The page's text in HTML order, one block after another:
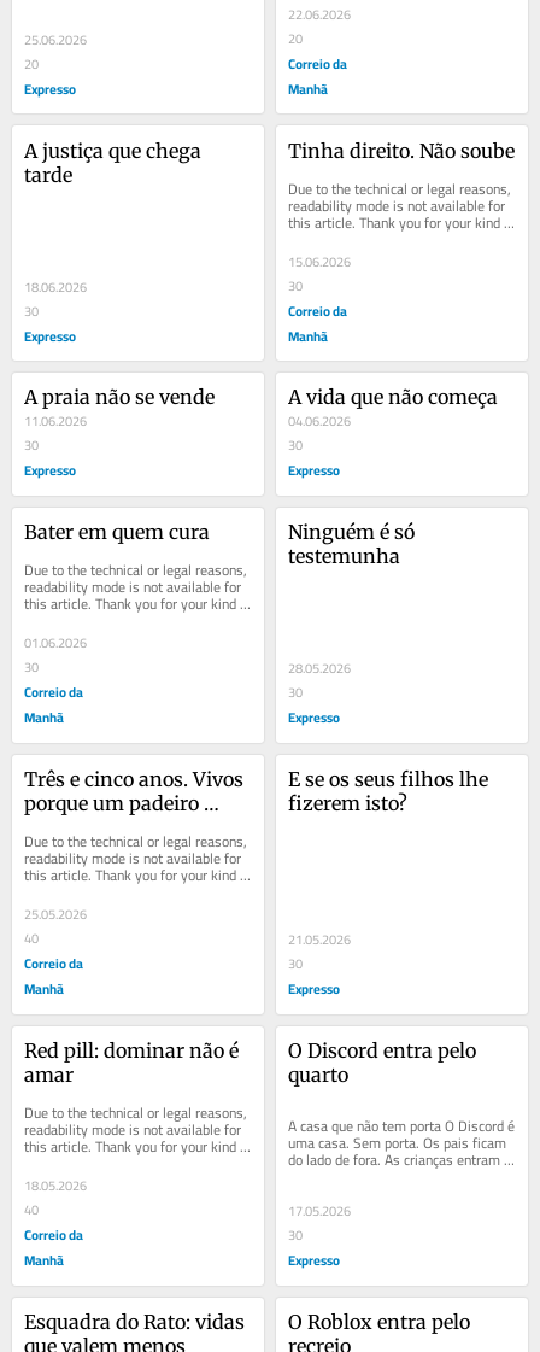
25.06.2026
20
Expresso
22.06.2026
20
Correio da
Manhã
A justiça que chega
tarde
18.06.2026
30
Expresso
Tinha direito. Não soube
Due to the technical or legal reasons,
readability mode is not available for
this article. Thank you for your kind
15.06.2026
30
Correio da
Manhã
A praia não se vende
11.06.2026
30
Expresso
A vida que não começa
04.06.2026
30
Expresso
Bater em quem cura
Due to the technical or legal reasons,
readability mode is not available for
this article. Thank you for your kind
01.06.2026
30
Correio da
Manhã
Ninguém é só
testemunha
28.05.2026
30
Expresso
Três e cinco anos. Vivos
porque um padeiro
Due to the technical or legal reasons,
readability mode is not available for
this article. Thank you for your kind
25.05.2026
40
Correio da
Manhã
E se os seus filhos lhe
fizerem isto?
21.05.2026
30
Expresso
Red pill: dominar não é
amar
Due to the technical or legal reasons,
readability mode is not available for
this article. Thank you for your kind
18.05.2026
40
Correio da
Manhã
O Discord entra pelo
quarto
A casa que não tem porta O Discord é
uma casa. Sem porta. Os pais ficam
do lado de fora. As crianças entram
por convite. E o convite chega pela...
17.05.2026
30
Expresso
Esquadra do Rato: vidas
que valem menos
O Roblox entra pelo
recreio